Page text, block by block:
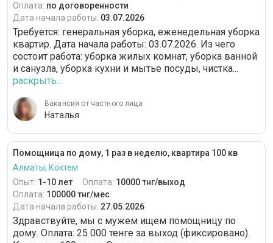
Оплата: по договоренности
Дата начала работы: 03.07.2026
Требуется: генеральная уборка, еженедельная уборка
квартир. Дата начала работы: 03.07.2026. Из чего
состоит работа: уборка жилых комнат, уборка ванной
и санузла, уборка кухни и мытье посуды, чистка...
раскрыть...
Вакансия от частного лица
Наталья
Помощница по дому, 1 раз в неделю, квартира 100 кв
Алматы, Коктем
Опыт: 1-10 лет Оплата: 10000 тнг/выход
Оплата: 100000 тнг/мес
Дата начала работы: 27.05.2026
Здравствуйте, мы с мужем ищем помощницу по
дому. Оплата: 25 000 тенге за выход (фиксировано).